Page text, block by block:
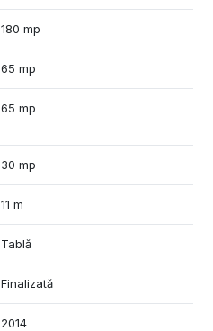
180 mp
65 mp
65 mp
30 mp
11 m
Tablă
Finalizată
2014